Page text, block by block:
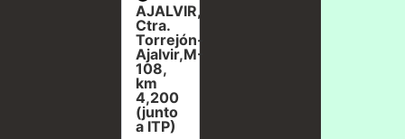
AJALVIR,
Ctra.
Torrejón-
Ajalvir,M-
108,
km
4,200
(junto
a ITP)